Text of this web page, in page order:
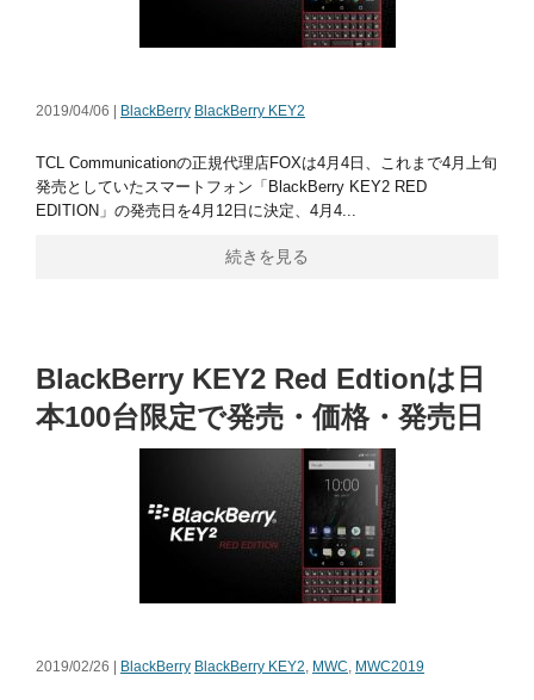
2019/04/06 | BlackBerry BlackBerry KEY2
TCL Communicationの正規代理店FOXは4月4日、これまで4月上旬
発売としていたスマートフォン「BlackBerry KEY2 RED
EDITION」の発売日を4月12日に決定、4月4...
続きを見る
BlackBerry KEY2 Red Edtionは日
本100台限定で発売・価格・発売日
2019/02/26 | BlackBerry BlackBerry KEY2, MWC, MWC2019